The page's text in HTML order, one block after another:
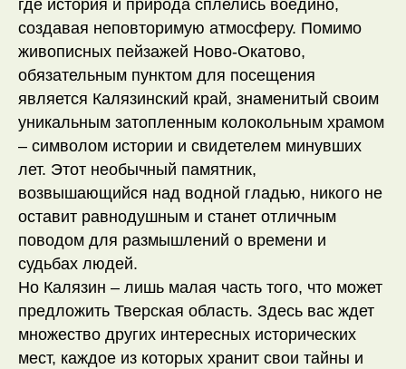
где история и природа сплелись воедино,
создавая неповторимую атмосферу. Помимо
живописных пейзажей Ново-Окатово,
обязательным пунктом для посещения
является Калязинский край, знаменитый своим
уникальным затопленным колокольным храмом
– символом истории и свидетелем минувших
лет. Этот необычный памятник,
возвышающийся над водной гладью, никого не
оставит равнодушным и станет отличным
поводом для размышлений о времени и
судьбах людей.
Но Калязин – лишь малая часть того, что может
предложить Тверская область. Здесь вас ждет
множество других интересных исторических
мест, каждое из которых хранит свои тайны и